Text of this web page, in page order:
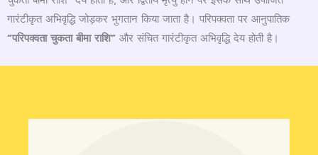
गारंटीकृत अभिवृद्धि जोड़कर भुगतान किया जाता है। परिपक्वता पर आनुपातिक
“परिपक्वता चुकता बीमा राशि” और संचित गारंटीकृत अभिवृद्धि देय होती है।